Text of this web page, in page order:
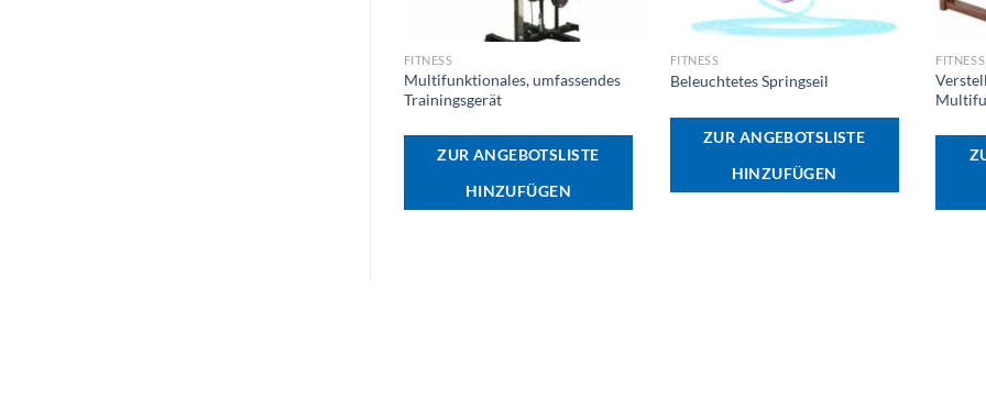
FITNESS
Multifunktionales, umfassendes
Trainingsgerät
ZUR ANGEBOTSLISTE
HINZUFÜGEN
+
FITNESS
Beleuchtetes Springseil
ZUR ANGEBOTSLISTE
HINZUFÜGEN
+
FITNESS